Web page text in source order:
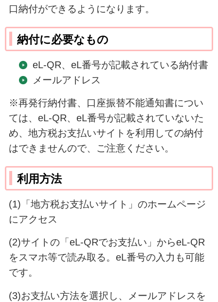
口納付ができるようになります。
納付に必要なもの
eL-QR、eL番号が記載されている納付書
メールアドレス
※再発行納付書、口座振替不能通知書につい
ては、eL-QR、eL番号が記載されていないた
め、地方税お支払いサイトを利用しての納付
はできませんので、ご注意ください。
利用方法
(1)「地方税お支払いサイト」のホームページ
にアクセス
(2)サイトの「eL-QRでお支払い」からeL-QR
をスマホ等で読み取る。eL番号の入力も可能
です。
(3)お支払い方法を選択し、メールアドレスを